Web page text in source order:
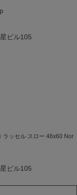
ビル105
ビル105
ラッセル スロー 46x60 Nor